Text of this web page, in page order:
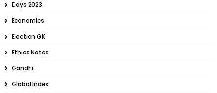
Days 2023
Economics
Election GK
Ethics Notes
Gandhi
Global Index